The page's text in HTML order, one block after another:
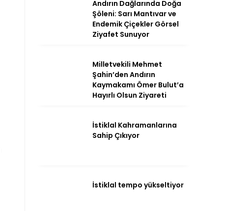
Andırın Dağlarında Doğa
Şöleni: Sarı Mantıvar ve
Endemik Çiçekler Görsel
Ziyafet Sunuyor
Milletvekili Mehmet
Şahin’den Andırın
Kaymakamı Ömer Bulut’a
Hayırlı Olsun Ziyareti
İstiklal Kahramanlarına
Sahip Çıkıyor
İstiklal tempo yükseltiyor